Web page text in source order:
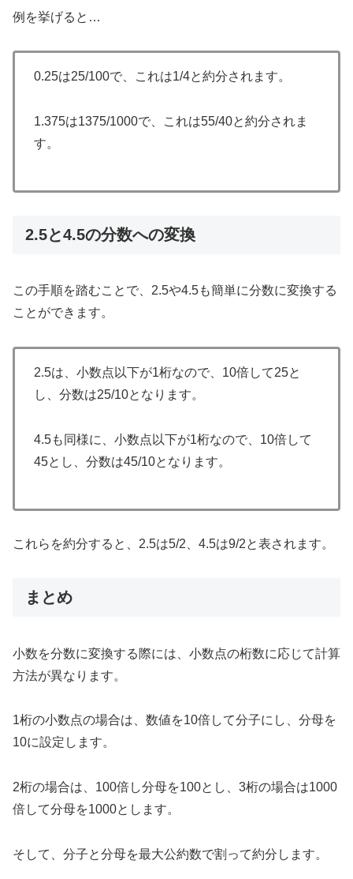
例を挙げると…
0.25は25/100で、これは1/4と約分されます。
1.375は1375/1000で、これは55/40と約分されま
す。
2.5と4.5の分数への変換
この手順を踏むことで、2.5や4.5も簡単に分数に変換する
ことができます。
2.5は、小数点以下が1桁なので、10倍して25と
し、分数は25/10となります。
4.5も同様に、小数点以下が1桁なので、10倍して
45とし、分数は45/10となります。
これらを約分すると、2.5は5/2、4.5は9/2と表されます。
まとめ
小数を分数に変換する際には、小数点の桁数に応じて計算
方法が異なります。
1桁の小数点の場合は、数値を10倍して分子にし、分母を
10に設定します。
2桁の場合は、100倍し分母を100とし、3桁の場合は1000
倍して分母を1000とします。
そして、分子と分母を最大公約数で割って約分します。